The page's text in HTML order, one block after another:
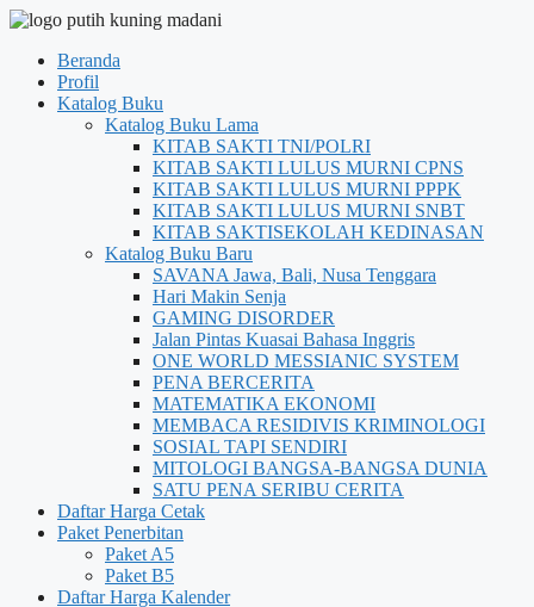
Beranda
Profil
Katalog Buku
Katalog Buku Lama
KITAB SAKTI TNI/POLRI
KITAB SAKTI LULUS MURNI CPNS
KITAB SAKTI LULUS MURNI PPPK
KITAB SAKTI LULUS MURNI SNBT
KITAB SAKTISEKOLAH KEDINASAN
Katalog Buku Baru
SAVANA Jawa, Bali, Nusa Tenggara
Hari Makin Senja
GAMING DISORDER
Jalan Pintas Kuasai Bahasa Inggris
ONE WORLD MESSIANIC SYSTEM
PENA BERCERITA
MATEMATIKA EKONOMI
MEMBACA RESIDIVIS KRIMINOLOGI
SOSIAL TAPI SENDIRI
MITOLOGI BANGSA-BANGSA DUNIA
SATU PENA SERIBU CERITA
Daftar Harga Cetak
Paket Penerbitan
Paket A5
Paket B5
Daftar Harga Kalender